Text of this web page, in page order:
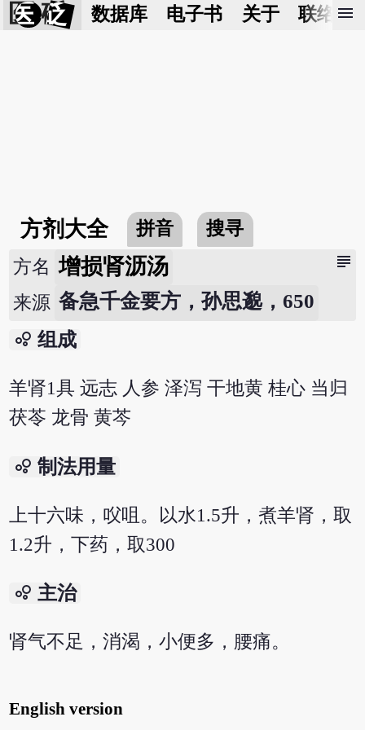
医 砭 数据库 电子书 关于 联络我
menu
方剂大全 拼音 搜寻
subject
方名 增损肾沥汤
来源 备急千金要方，孙思邈，650
bubble_chart 组成
羊肾1具 远志 人参 泽泻 干地黄 桂心 当归
茯苓 龙骨 黄芩
bubble_chart 制法用量
上十六味，㕮咀。以水1.5升，煮羊肾，取
1.2升，下药，取300
bubble_chart 主治
肾气不足，消渴，小便多，腰痛。
English version